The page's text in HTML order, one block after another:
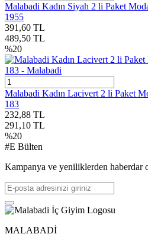
Malabadi Kadın Siyah 2 li Paket
1955
391,60 TL
489,50 TL
%20
Malabadi Kadın Lacivert 2 li Paket
183
232,88 TL
291,10 TL
%20
#E Bülten
Kampanya ve yeniliklerden haberdar
MALABADİ